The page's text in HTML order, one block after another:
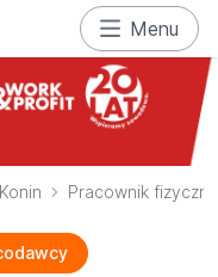
Menu
Konin Pracownik fizyczny